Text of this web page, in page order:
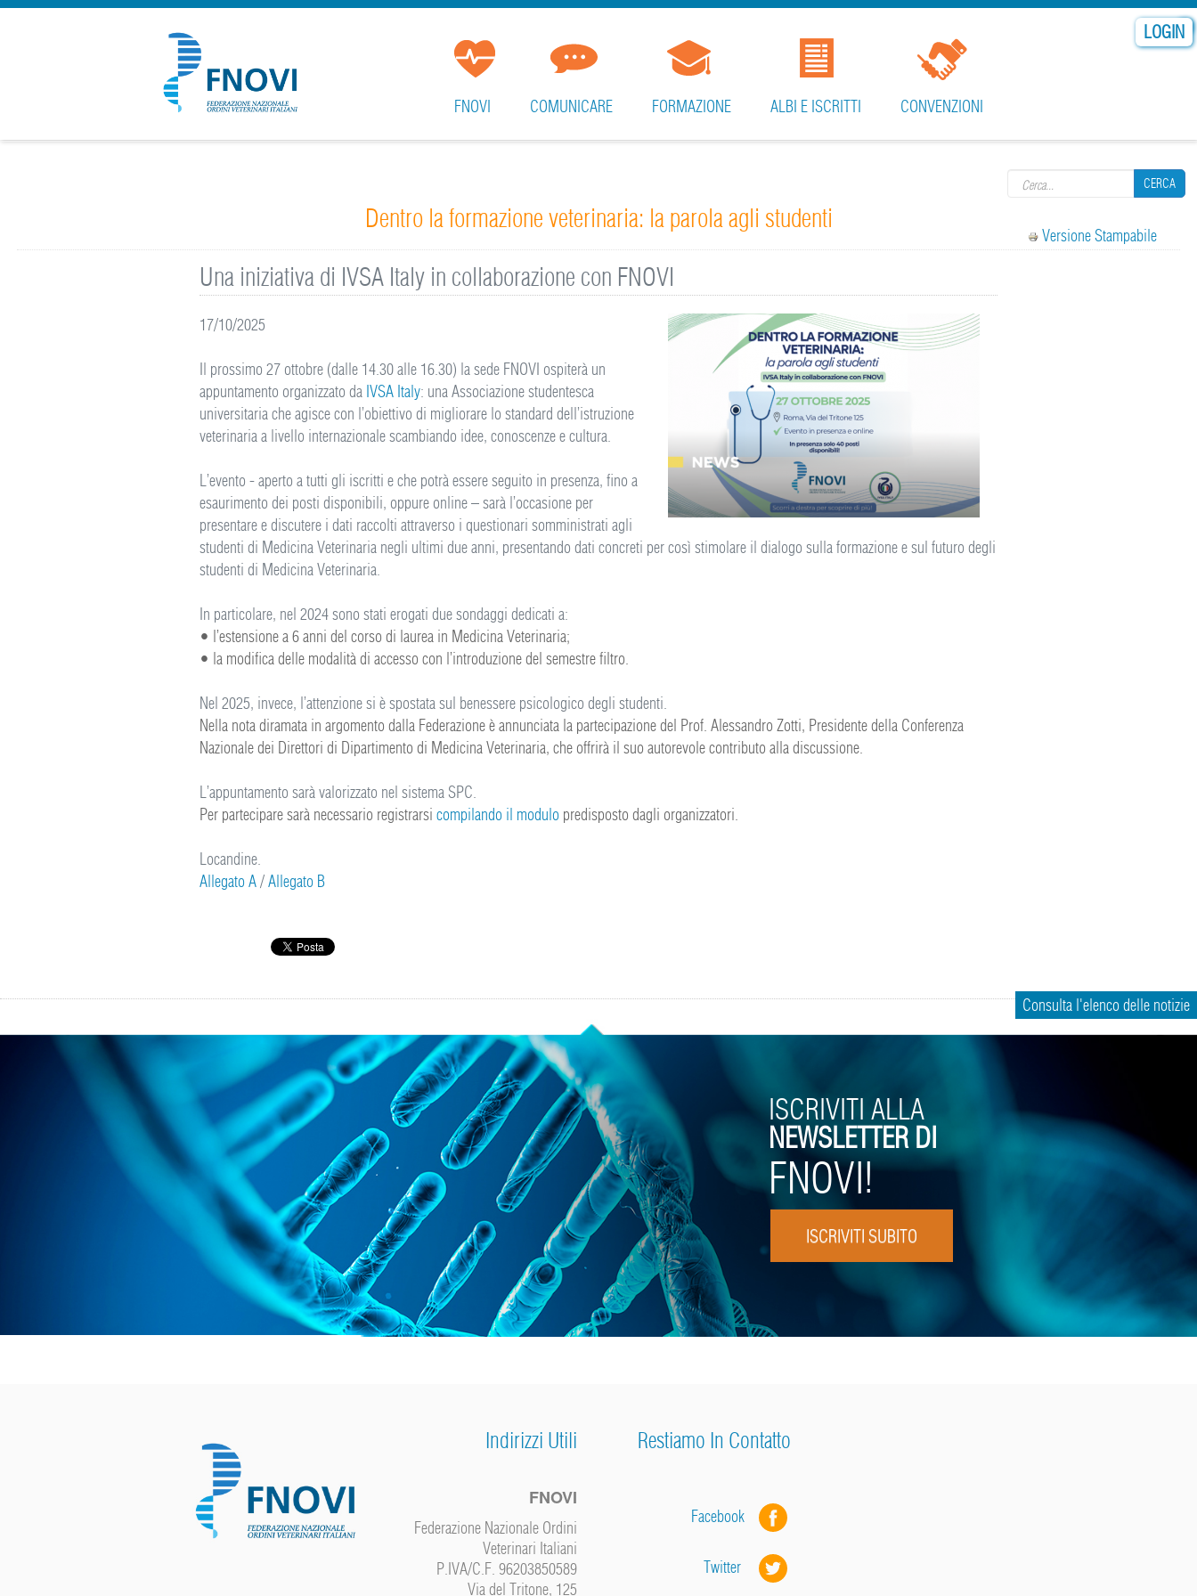
LOGIN
Search form
CERCA
FNOVI COMUNICARE FORMAZIONE ALBI E ISCRITTI CONVENZIONI
Dentro la formazione veterinaria: la parola agli studenti
Versione Stampabile
Una iniziativa di IVSA Italy in collaborazione con FNOVI
17/10/2025
Il prossimo 27 ottobre (dalle 14.30 alle 16.30) la sede FNOVI ospiterà un
appuntamento organizzato da IVSA Italy: una Associazione studentesca
universitaria che agisce con l’obiettivo di migliorare lo standard dell’istruzione
veterinaria a livello internazionale scambiando idee, conoscenze e cultura.
L’evento - aperto a tutti gli iscritti e che potrà essere seguito in presenza, fino a
esaurimento dei posti disponibili, oppure online – sarà l’occasione per
presentare e discutere i dati raccolti attraverso i questionari somministrati agli
studenti di Medicina Veterinaria negli ultimi due anni, presentando dati concreti per così stimolare il dialogo sulla formazione e sul futuro degli
studenti di Medicina Veterinaria.
In particolare, nel 2024 sono stati erogati due sondaggi dedicati a:
• l’estensione a 6 anni del corso di laurea in Medicina Veterinaria;
• la modifica delle modalità di accesso con l’introduzione del semestre filtro.
Nel 2025, invece, l’attenzione si è spostata sul benessere psicologico degli studenti.
Nella nota diramata in argomento dalla Federazione è annunciata la partecipazione del Prof. Alessandro Zotti, Presidente della Conferenza
Nazionale dei Direttori di Dipartimento di Medicina Veterinaria, che offrirà il suo autorevole contributo alla discussione.
L’appuntamento sarà valorizzato nel sistema SPC.
Per partecipare sarà necessario registrarsicompilando il modulo predisposto dagli organizzatori.
Locandine.
Allegato A/Allegato B
Consulta l'elenco delle notizie
FNOVI!
ISCRIVITI SUBITO
ISCRIVITI ALLA
NEWSLETTER DI
Indirizzi Utili
FNOVI
Federazione Nazionale Ordini
Veterinari Italiani
P.IVA/C.F. 96203850589
Via del Tritone, 125
Restiamo In Contatto
Facebook
Twitter